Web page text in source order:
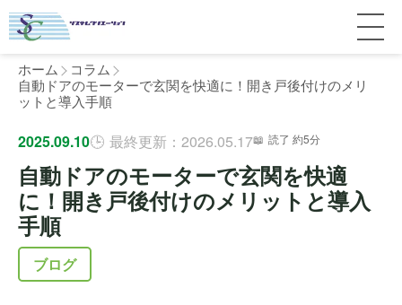
サービス紹介
料金
補助金
よくある質問
個人宅
マンション
介護・医療施設
全国対応について
東京
施工事例
ホーム
コラム
自動ドアのモーターで玄関を快適に！開き戸後付けのメリ
ットと導入手順
2025.09.10 最終更新：2026.05.17 読了 約5分
自動ドアのモーターで玄関を快適
に！開き戸後付けのメリットと導入
手順
ブログ